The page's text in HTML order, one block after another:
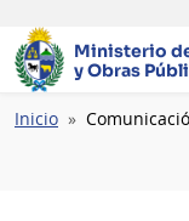
Ministerio
y Obras
Ruta
Inicio